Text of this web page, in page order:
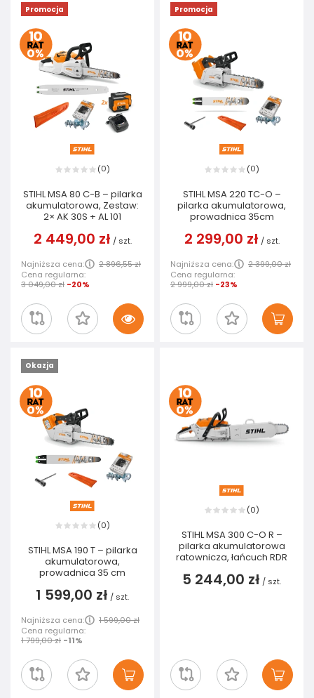
Promocja
(0)
STIHL MSA 80 C-B – pilarka
akumulatorowa, Zestaw:
2× AK 30S + AL 101
2 449,00 zł / szt.
Najniższa cena:
2 896,55 zł
Cena regularna:
3 049,00 zł -20%
Promocja
(0)
STIHL MSA 220 TC-O –
pilarka akumulatorowa,
prowadnica 35cm
2 299,00 zł / szt.
Najniższa cena:
2 399,00 zł
Cena regularna:
2 999,00 zł -23%
Okazja
(0)
STIHL MSA 190 T – pilarka
akumulatorowa,
prowadnica 35 cm
1 599,00 zł / szt.
Najniższa cena:
1 599,00 zł
Cena regularna:
1 799,00 zł -11%
(0)
STIHL MSA 300 C-O R –
pilarka akumulatorowa
ratownicza, łańcuch RDR
5 244,00 zł / szt.